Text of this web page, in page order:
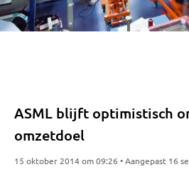
ASML blijft optimistisch
omzetdoel
15 oktober 2014 om 09:26 • Aangepast 16